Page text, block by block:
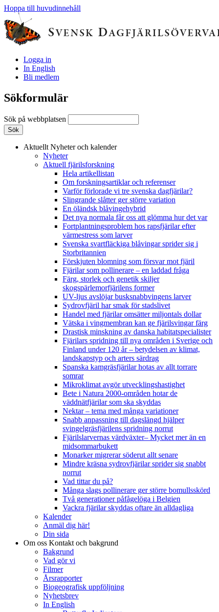
Hoppa till huvudinnehåll
Logga in
In English
Bli medlem
Sökformulär
Sök på webbplatsen
Aktuellt Nyheter och kalender
Nyheter
Aktuell fjärilsforskning
Hela artikellistan
Om forskningsartiklar och referenser
Varför förlorade vi tre svenska dagfjärilar?
Slingrande slåtter ger större variation
En öländsk blåvingehybrid
Det nya normala får oss att glömma hur det var
Fortplantningsproblem hos rapsfjärilar efter
värmestress som larver
Svenska svartfläckiga blåvingar sprider sig i
Storbritannien
Förskjuten blomning som försvar mot fjäril
Fjärilar som pollinerare – en laddad fråga
Färg, storlek och genetik skiljer
skogspärlemorfjärilens former
UV-ljus avslöjar busksnabbvingens larver
Sydrovfjäril har smak för stadslivet
Handel med fjärilar omsätter miljontals dollar
Vätska i vingmembran kan ge fjärilsvingar färg
Drastisk minskning av danska habitatspecialister
Fjärilars spridning till nya områden i Sverige och
Finland under 120 år– betydelsen av klimat,
landskapstyp och arters särdrag
Spanska kamgräsfjärilar hotas av allt torrare
somrar
Mikroklimat avgör utvecklingshastighet
Bete i Natura 2000-områden hotar de
väddnätfjärilar som ska skyddas
Nektar – tema med många variationer
Snabb anpassning till dagslängd hjälper
svingelgräsfjärilens spridning norrut
Fjärilslarvernas värdväxter– Mycket mer än en
midsommarbukett
Monarker migrerar söderut allt senare
Mindre kräsna sydrovfjärilar sprider sig snabbt
norrut
Vad tittar du på?
Många slags pollinerare ger större bomullsskörd
Två generationer påfågelöga i Belgien
Vackra fjärilar skyddas oftare än alldagliga
Kalender
Anmäl dig här!
Din sida
Om oss Kontakt och bakgrund
Bakgrund
Vad gör vi
Filmer
Årsrapporter
Biogeografisk uppföljning
Nyhetsbrev
In English